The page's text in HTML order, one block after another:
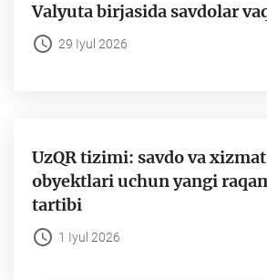
Valyuta birjasida savdolar
29 Iyul 2026
UzQR tizimi: savdo va
obyektlari uchun yangi
tartibi
1 Iyul 2026